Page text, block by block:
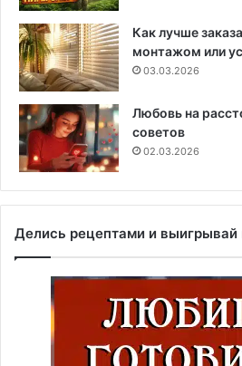
Как лучше
монтажом или
03.03.2026
Любовь на
советов
02.03.2026
Делись рецептами и выигрывай